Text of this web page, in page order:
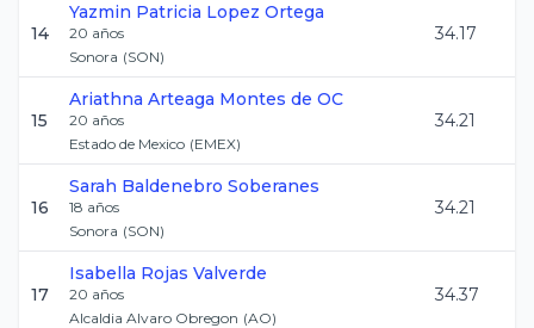
14
Yazmin Patricia Lopez Ortega
20 años
Sonora (SON)
34.17
15
Ariathna Arteaga Montes de OC
20 años
Estado de Mexico (EMEX)
34.21
16
Sarah Baldenebro Soberanes
18 años
Sonora (SON)
34.21
17
Isabella Rojas Valverde
20 años
Alcaldia Alvaro Obregon (AO)
34.37